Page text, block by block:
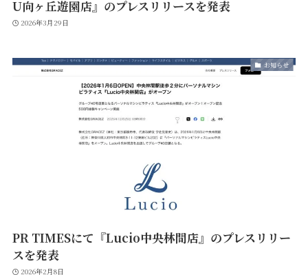
U向ヶ丘遊園店』のプレスリリースを発表
2026年3月29日
お知らせ
PR TIMESにて『Lucio中央林間店』のプレスリリー
スを発表
2026年2月8日